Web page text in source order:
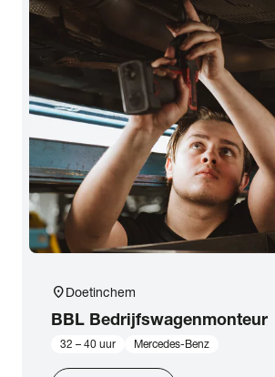
location_onDoetinchem
BBL Bedrijfswagenmonteur
32 – 40 uur Mercedes-Benz